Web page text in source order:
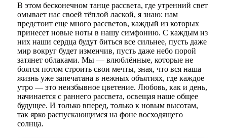
В этом бесконечном танце рассвета, где утренний свет
омывает нас своей тёплой лаской, я знаю: нам
предстоит еще много рассветов, каждый из которых
принесет новые ноты в нашу симфонию. С каждым из
них наши сердца будут биться все сильнее, пусть даже
мир вокруг будет изменчив, пусть даже небо порой
затянет облаками. Мы — влюблённые, которые не
боятся потом строить свои мечты, зная, что вся наша
жизнь уже запечатана в нежных объятиях, где каждое
утро — это неизбывное цветение. Любовь, как и день,
начинается с раннего рассвета, освещая наше общее
будущее. И только вперед, только к новым высотам,
так ярко распускающимся на фоне восходящего
солнца.